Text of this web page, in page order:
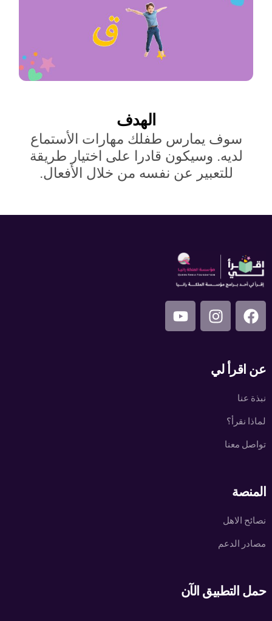
الهدف
سوف يمارس طفلك مهارات الأستماع
لديه. وسيكون قادرا على اختيار طريقة
للتعبير عن نفسه من خلال الأفعال.
عن اقرأ لي
نبذة عنا
لماذا نقرأ؟
تواصل معنا
المنصة
نصائح الاهل
مصادر الدعم
حمل التطبيق الآن